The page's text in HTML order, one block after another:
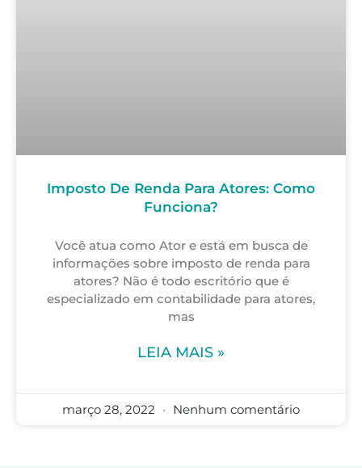
Imposto De Renda Para Atores: Como
Funciona?
Você atua como Ator e está em busca de
informações sobre imposto de renda para
atores? Não é todo escritório que é
especializado em contabilidade para atores,
mas
LEIA MAIS »
março 28, 2022 Nenhum comentário